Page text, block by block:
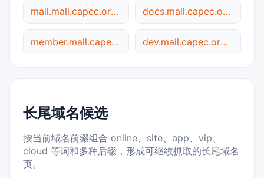
mail.mall.capec.org.cn docs.mall.capec.org.cn
member.mall.capec.org.cn dev.mall.capec.org.cn
长尾域名候选
按当前域名前缀组合 online、site、app、vip、
cloud 等词和多种后缀，形成可继续抓取的长尾域名
页。